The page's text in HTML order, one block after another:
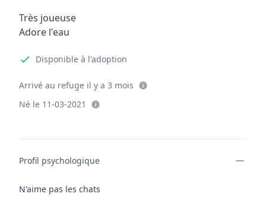
Description
Très joueuse
Adore l'eau
Disponible à l'adoption
Arrivé au refuge il y a 3 mois
Né le 11-03-2021
Profil psychologique
N'aime pas les chats